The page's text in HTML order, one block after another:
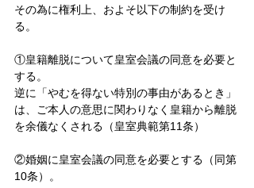
その為に権利上、およそ以下の制約を受け
る。
①皇籍離脱について皇室会議の同意を必要と
する。
逆に「やむを得ない特別の事由があるとき」
は、ご本人の意思に関わりなく皇籍から離脱
を余儀なくされる（皇室典範第11条）
②婚姻に皇室会議の同意を必要とする（同第
10条）。